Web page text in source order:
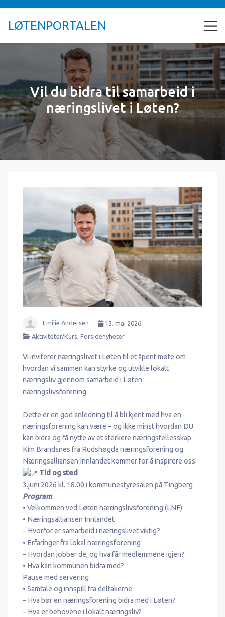
LØTENPORTALEN
Vil du bidra til samarbeid i
næringslivet i Løten?
Emilie Andersen
13. mai 2026
Aktiviteter/kurs, Forsidenyheter
Vi inviterer næringslivet i Løten til et åpent møte om
hvordan vi sammen kan styrke og utvikle lokalt
næringsliv gjennom samarbeid i Løten
næringslivsforening.
Dette er en god anledning til å bli kjent med hva en
næringsforening kan være – og ikke minst hvordan DU
kan bidra og få nytte av et sterkere næringsfellesskap.
Kim Brandsnes fra Rudshøgda næringsforening og
Næringsalliansen Innlandet kommer for å inspirere oss.
Tid og sted
3.juni 2026 kl. 18.00 i kommunestyresalen på Tingberg
Program
• Velkommen ved Løten næringslivsforening (LNF)
• Næringsalliansen Innlandet
– Hvorfor er samarbeid i næringslivet viktig?
• Erfaringer fra lokal næringsforening
– Hvordan jobber de, og hva får medlemmene igjen?
• Hva kan kommunen bidra med?
Pause med servering
• Samtale og innspill fra deltakerne
– Hva bør en næringsforening bidra med i Løten?
– Hva er behovene i lokalt næringsliv?